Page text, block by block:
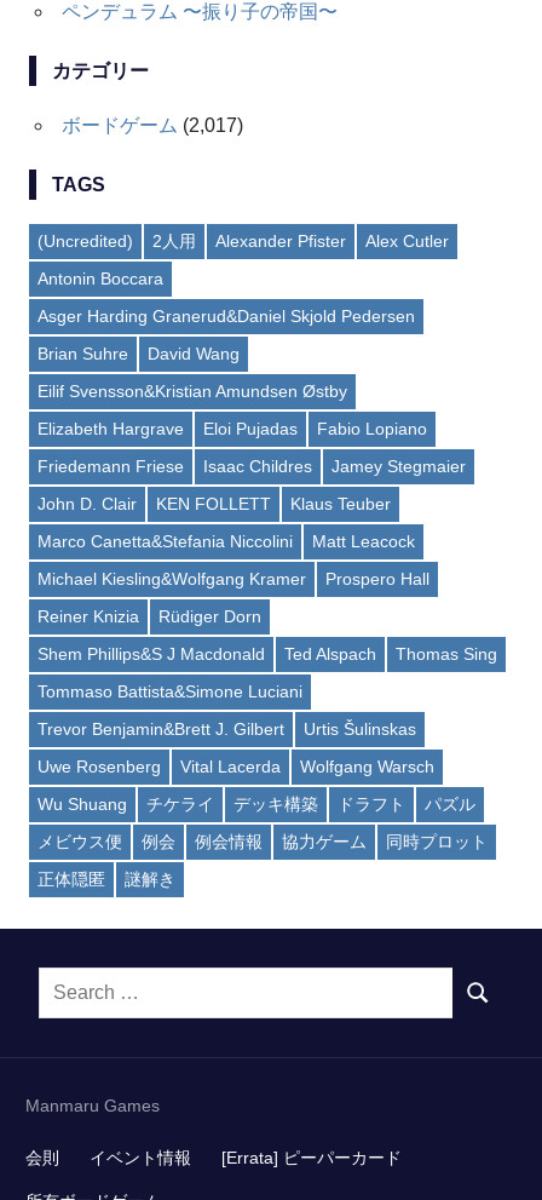
ペンデュラム 〜振り子の帝国〜
カテゴリー
ボードゲーム (2,017)
TAGS
(Uncredited) 2人用 Alexander Pfister
Alex Cutler
Antonin Boccara
Asger Harding Granerud&Daniel Skjold Pedersen
Brian Suhre
David Wang
Eilif Svensson&Kristian Amundsen Østby
Elizabeth Hargrave
Eloi Pujadas
Fabio Lopiano
Friedemann Friese
Isaac Childres
Jamey Stegmaier
John D. Clair
KEN FOLLETT
Klaus Teuber
Marco Canetta&Stefania Niccolini
Matt Leacock
Michael Kiesling&Wolfgang Kramer
Prospero Hall
Reiner Knizia
Rüdiger Dorn
Shem Phillips&S J Macdonald
Ted Alspach
Thomas Sing
Tommaso Battista&Simone Luciani
Trevor Benjamin&Brett J. Gilbert
Urtis Šulinskas
Uwe Rosenberg
Vital Lacerda
Wolfgang Warsch
Wu Shuang
チケライ デッキ構築 ドラフト
パズル
メビウス便
例会 例会情報 協力ゲーム
同時プロット
正体隠匿
謎解き
Search
SEARCH
Manmaru Games
会則 イベント情報 [Errata] ピーパーカード